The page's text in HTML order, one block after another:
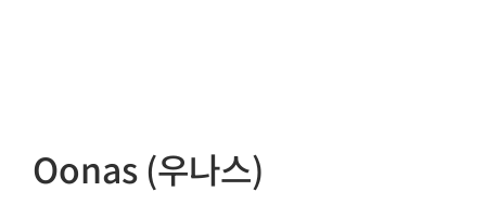
Oonas (우나스)